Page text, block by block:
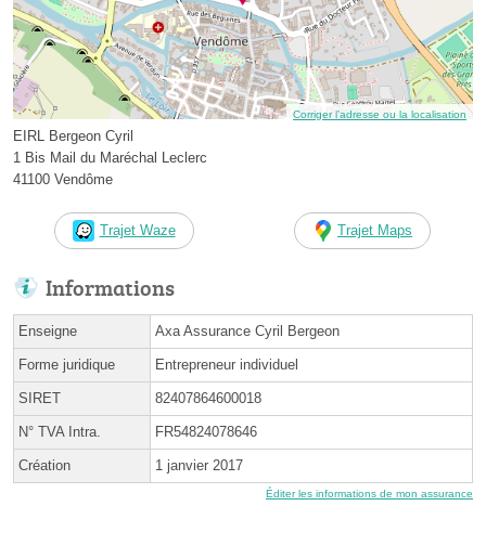
Corriger l’adresse ou la localisation
EIRL Bergeon Cyril
1 Bis Mail du Maréchal Leclerc
41100 Vendôme
Trajet Waze Trajet Maps
Informations
Enseigne Axa Assurance Cyril Bergeon
Forme juridique Entrepreneur individuel
SIRET 82407864600018
N° TVA Intra. FR54824078646
Création 1 janvier 2017
Éditer les informations de mon assurance